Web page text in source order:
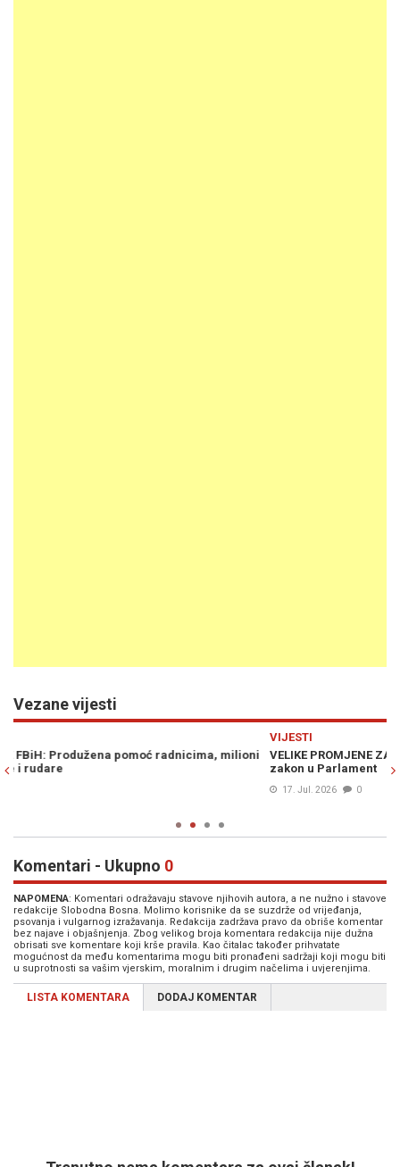
Vezane vijesti
VELIKE PROMJENE ZA NEZAPOSLENE: Vlada FBiH uputila novi
zakon u Parlament
Komentari - Ukupno 0
NAPOMENA: Komentari odražavaju stavove njihovih autora, a ne nužno i stavove
redakcije Slobodna Bosna. Molimo korisnike da se suzdrže od vrijeđanja,
psovanja i vulgarnog izražavanja. Redakcija zadržava pravo da obriše komentar
bez najave i objašnjenja. Zbog velikog broja komentara redakcija nije dužna
obrisati sve komentare koji krše pravila. Kao čitalac također prihvatate
mogućnost da među komentarima mogu biti pronađeni sadržaji koji mogu biti
u suprotnosti sa vašim vjerskim, moralnim i drugim načelima i uvjerenjima.
LISTA KOMENTARA DODAJ KOMENTAR